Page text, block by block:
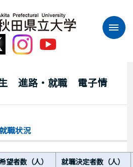
進路・就職 電子情
職状況
望者数（人）
就職決定者数（人）